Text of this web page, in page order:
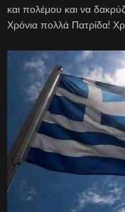
και πολέμου και να
Χρόνια πολλά Πατρίδα!